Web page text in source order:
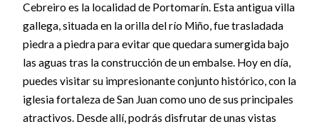
Cebreiro es la localidad de Portomarín. Esta antigua villa
gallega, situada en la orilla del río Miño, fue trasladada
piedra a piedra para evitar que quedara sumergida bajo
las aguas tras la construcción de un embalse. Hoy en día,
puedes visitar su impresionante conjunto histórico, con la
iglesia fortaleza de San Juan como uno de sus principales
atractivos. Desde allí, podrás disfrutar de unas vistas